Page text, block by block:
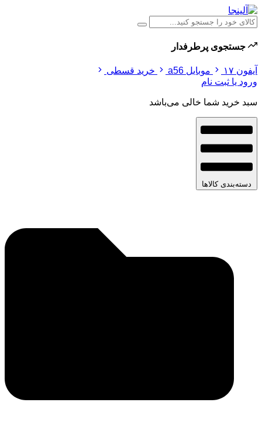
جستجوی پرطرفدار
آیفون ۱۷ موبایل a56
خرید قسطی
ورود یا ثبت نام
سبد خرید شما خالی می‌باشد
دسته‌بندی کالاها